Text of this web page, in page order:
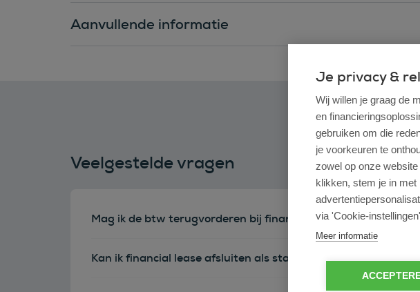
Aanvullende informatie
Veelgestelde vragen
Mag ik de btw terugvorderen bij financial lease?
Kan ik financial lease afsluiten als startende ondernemer?
Je privacy &
Wij willen je graag de
en
gebruiken om die
je voorkeuren te
zowel op onze
klikken, stem je in
via 'Cookie-
Meer informatie